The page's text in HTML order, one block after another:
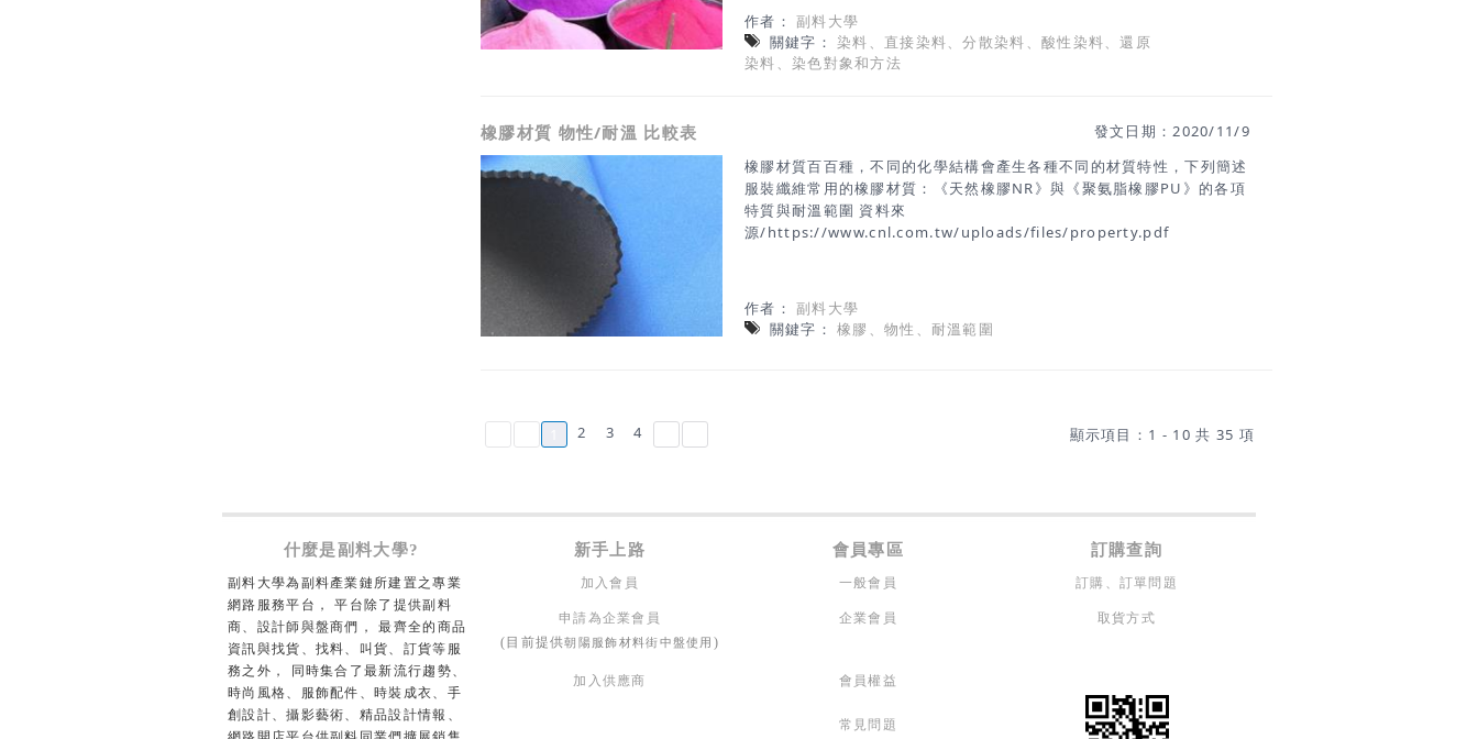
增白劑，此外，還有用於紡織品的氧化染料（如苯胺黑）、溶劑染料、丙
綸染料以及用於食品的食用色素等。 各種染料簡介 《直接染料》直接
染料是一類水溶性陰離子染料。染料分子中大多含有磺酸基，有的則具有
羧基，染料分子與纖維素分子之間以范德華力和氫鍵相結合。染色對象及
染色。染色時染料在染液中直接上染纖維，通過范德華力和氫鍵等吸附於
纖維上。 《酸性染料》酸性染料是一類水溶性陰離子染料。染料分子中
含磺酸基、羧基等酸性基團，通常以鈉鹽的形式存在，在酸性染浴中可以
與蛋白質纖維分子中的氨基以離子鍵結合，故稱為酸性染料
作者：副料大學
關鍵字：染料、直接染料、分散染料、酸性染料、還原
染料、染色對象和方法
橡膠材質 物性/耐溫 比較表
發文日期：2020/11/9
橡膠材質百百種，不同的化學結構會產生各種不同的材質特性，下列簡述
服裝纖維常用的橡膠材質：《天然橡膠NR》與《聚氨脂橡膠PU》的各項
特質與耐溫範圍 資料來
源/https://www.cnl.com.tw/uploads/files/property.pdf
作者：副料大學
關鍵字：橡膠、物性、耐溫範圍
2 3 4 顯示項目：1 - 10 共 35 項
什麼是副料大學? 新手上路 會員專區 訂購查詢
副料大學為副料產業鏈所建置之專業
網路服務平台， 平台除了提供副料
商、設計師與盤商們， 最齊全的商品
資訊與找貨、找料、叫貨、訂貨等服
務之外， 同時集合了最新流行趨勢、
時尚風格、服飾配件、時裝成衣、手
創設計、攝影藝術、精品設計情報、
加入會員 一般會員 訂購、訂單問題
申請為企業會員
(目前提供朝陽服飾材料街中盤使用 )
企業會員 取貨方式
加入供應商 會員權益
常見問題